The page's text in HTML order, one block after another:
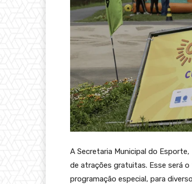
A Secretaria Municipal do
de atrações gratuitas. Esse será
programação especial, para